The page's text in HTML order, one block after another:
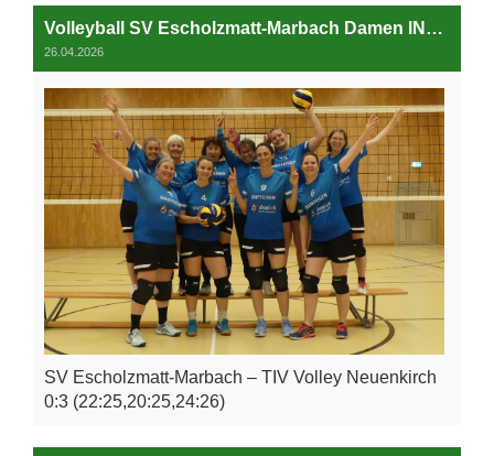
Volleyball SV Escholzmatt-Marbach Damen INV Gruppe C
26.04.2026
SV Escholzmatt-Marbach – TIV Volley Neuenkirch
0:3 (22:25,20:25,24:26)